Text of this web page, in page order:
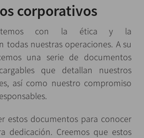
corporativos
con la ética y la
todas nuestras operaciones. A su
una serie de documentos
que detallan nuestros
así como nuestro compromiso
estos documentos para conocer
dedicación. Creemos que estos